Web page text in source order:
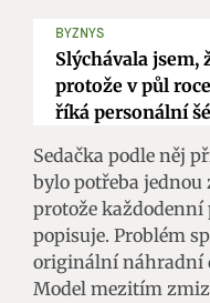
BYZNYS
Slýchávala jsem,
protože v půl
říká personální
Sedačka podle něj
bylo potřeba jednou
protože každodenní
popisuje. Problém
originální náhradní
Model mezitím